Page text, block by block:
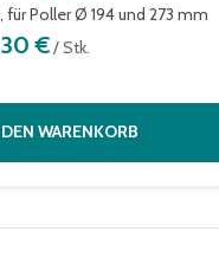
für Poller Ø 194 und 273 mm
€/ Stk.
WARENKORB